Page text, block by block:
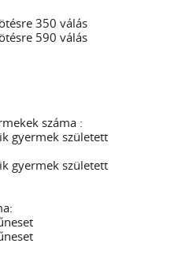
350 válás
590 válás
száma :
gyermek született
gyermek született